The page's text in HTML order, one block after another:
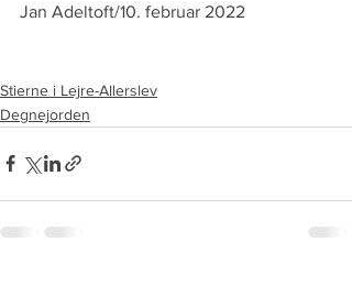
Jan Adeltoft/10. februar 2022
Stierne i Lejre-Allerslev
Degnejorden